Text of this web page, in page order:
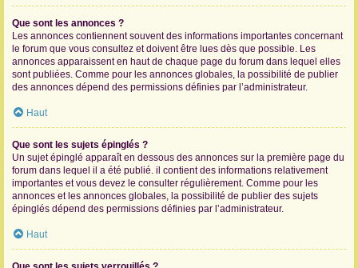
Que sont les annonces ?
Les annonces contiennent souvent des informations importantes concernant
le forum que vous consultez et doivent être lues dès que possible. Les
annonces apparaissent en haut de chaque page du forum dans lequel elles
sont publiées. Comme pour les annonces globales, la possibilité de publier
des annonces dépend des permissions définies par l’administrateur.
Haut
Que sont les sujets épinglés ?
Un sujet épinglé apparaît en dessous des annonces sur la première page du
forum dans lequel il a été publié. il contient des informations relativement
importantes et vous devez le consulter régulièrement. Comme pour les
annonces et les annonces globales, la possibilité de publier des sujets
épinglés dépend des permissions définies par l’administrateur.
Haut